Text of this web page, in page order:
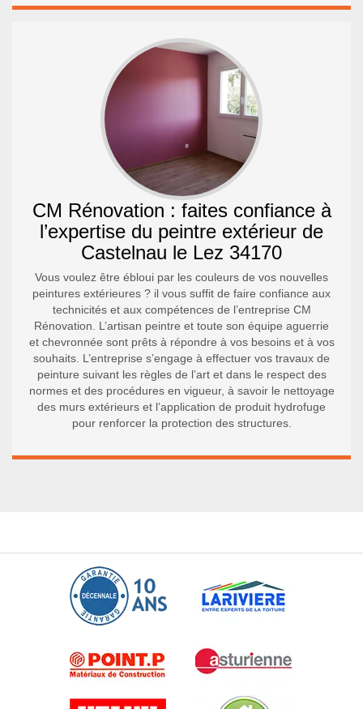
CM Rénovation : faites confiance à
l’expertise du peintre extérieur de
Castelnau le Lez 34170
Vous voulez être ébloui par les couleurs de vos nouvelles
peintures extérieures ? il vous suffit de faire confiance aux
technicités et aux compétences de l’entreprise CM
Rénovation. L’artisan peintre et toute son équipe aguerrie
et chevronnée sont prêts à répondre à vos besoins et à vos
souhaits. L’entreprise s’engage à effectuer vos travaux de
peinture suivant les règles de l’art et dans le respect des
normes et des procédures en vigueur, à savoir le nettoyage
des murs extérieurs et l’application de produit hydrofuge
pour renforcer la protection des structures.